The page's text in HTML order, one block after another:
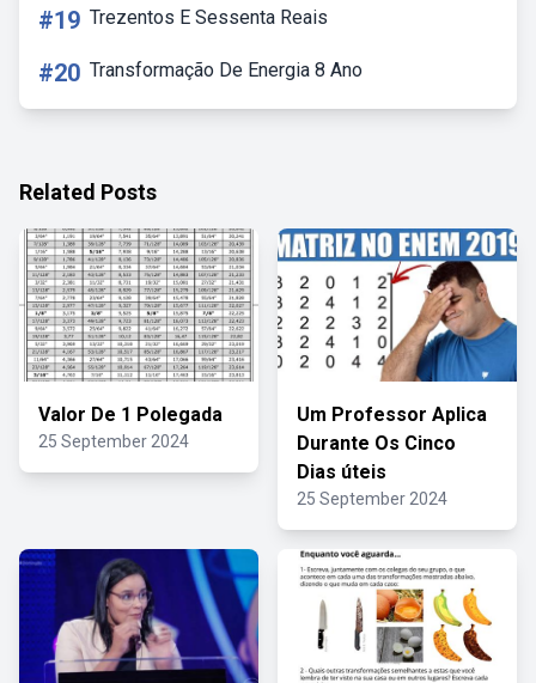
#19 Trezentos E Sessenta Reais
#20 Transformação De Energia 8 Ano
Related Posts
Valor De 1 Polegada
25 September 2024
Um Professor Aplica
Durante Os Cinco
Dias úteis
25 September 2024